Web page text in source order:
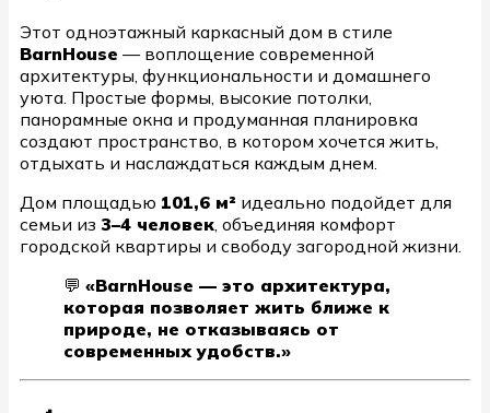
Этот одноэтажный каркасный дом в стиле
BarnHouse — воплощение современной
архитектуры, функциональности и домашнего
уюта. Простые формы, высокие потолки,
панорамные окна и продуманная планировка
создают пространство, в котором хочется жить,
отдыхать и наслаждаться каждым днем.
Дом площадью 101,6 м² идеально подойдет для
семьи из 3–4 человек , объединяя комфорт
городской квартиры и свободу загородной жизни.
💬 «BarnHouse — это архитектура,
которая позволяет жить ближе к
природе, не отказываясь от
современных удобств.»